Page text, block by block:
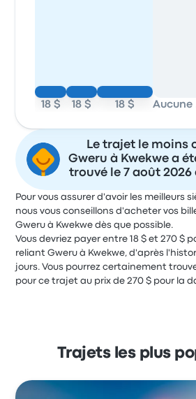
18 $ 18 $ 18 $
Le trajet le moins
Gweru à Kwekwe a
trouvé le 7 août 2026
Pour vous assurer d'avoir les meilleurs
nous vous conseillons d'acheter vos
Gweru à Kwekwe dès que possible.
Vous devriez payer entre 18 $ et 270 $
reliant Gweru à Kwekwe, d'après
jours. Vous pourrez certainement
pour ce trajet au prix de 270 $ pour la
Trajets les plus